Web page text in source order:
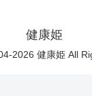
健康姫
2026 健康姫 All